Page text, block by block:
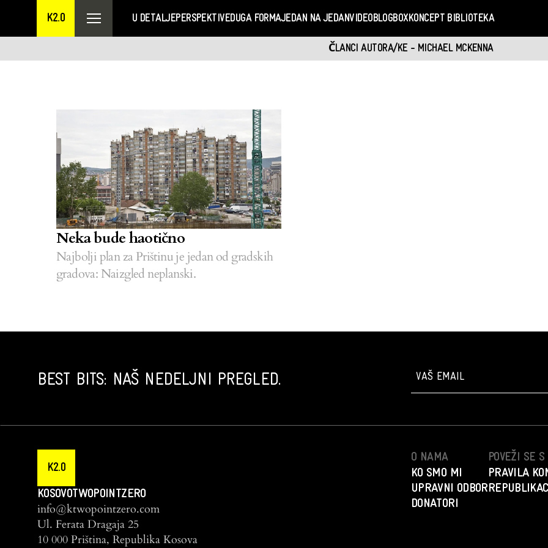
K2.0 U DETALJEPERSPEKTIVEDUGA FORMAJEDAN NA JEDANVIDEOBLOGBOXKONCEPT BIBLIOTEKA
ČLANCI AUTORA/KE - MICHAEL MCKENNA
Neka bude haotično
Najbolji plan za Prištinu je jedan od gradskih
gradova: Naizgled neplanski.
BEST BITS: NAŠ NEDELJNI PREGLED.
K2.0
KOSOVOTWOPOINTZERO
info@ktwopointzero.com
Ul. Ferata Dragaja 25
10 000 Priština, Republika Kosova
O NAMA
KO SMO MI
UPRAVNI ODBOR
DONATORI
POVEŽI SE
PRAVILA